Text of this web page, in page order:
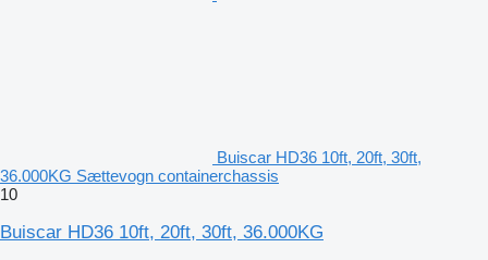
Buiscar HD36 10ft, 20ft, 30ft,
36.000KG Sættevogn containerchassis
10
Buiscar HD36 10ft, 20ft, 30ft, 36.000KG